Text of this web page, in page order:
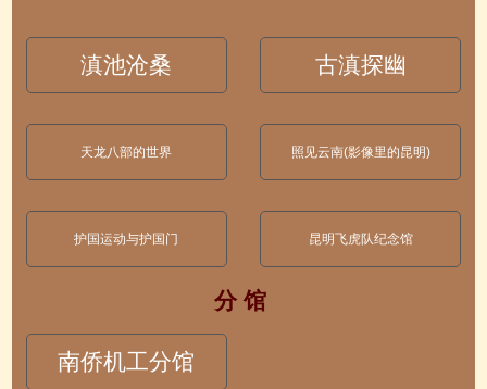
滇池沧桑 古滇探幽
天龙八部的世界 照见云南(影像里的昆明)
护国运动与护国门 昆明飞虎队纪念馆
分 馆
南侨机工分馆